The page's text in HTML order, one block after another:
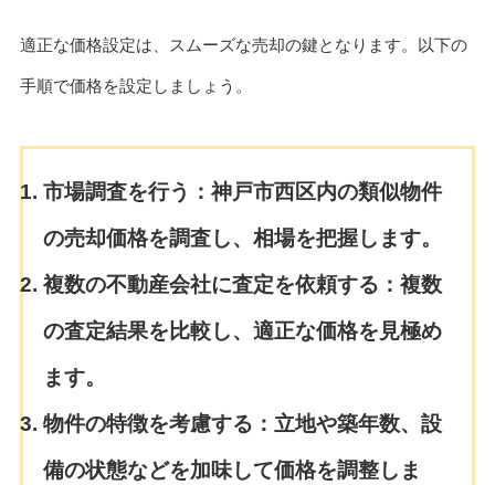
適正な価格設定は、スムーズな売却の鍵となります。以下の
手順で価格を設定しましょう。
市場調査を行う：神戸市西区内の類似物件
の売却価格を調査し、相場を把握します。
複数の不動産会社に査定を依頼する： 複数
の査定結果を比較し、適正な価格を見極め
ます。
物件の特徴を考慮する： 立地や築年数、設
備の状態などを加味して価格を調整しま